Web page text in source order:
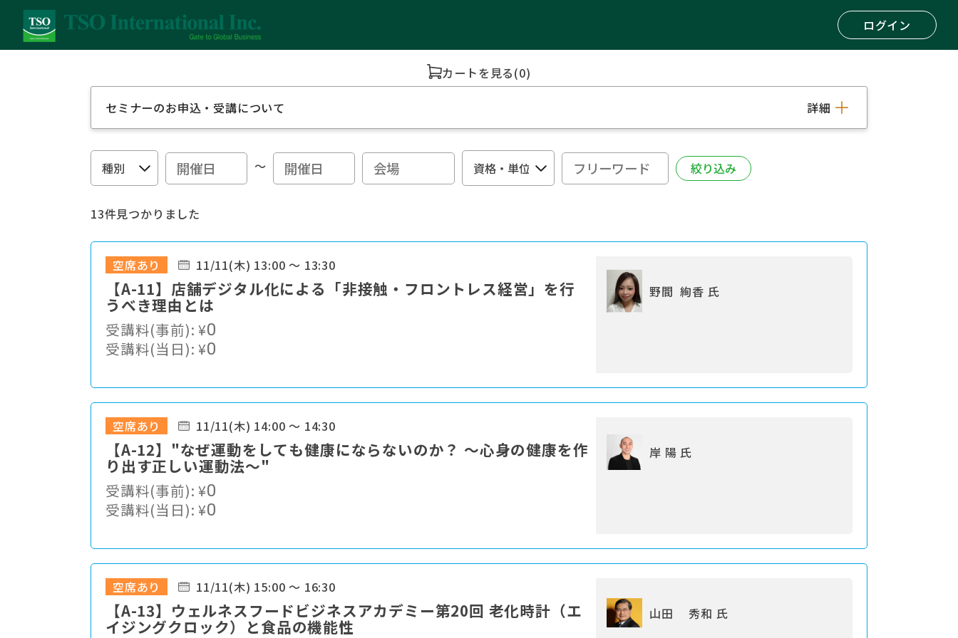
ログイン
カートを見る(0)
セミナーのお申込・受講について 詳細
～
13件見つかりました
空席あり 11/11(木) 13:00 ～ 13:30
【A-11】店舗デジタル化による「非接触・フロントレス経営」を行
うべき理由とは
受講料(事前):¥0
受講料(当日):¥0
野間 絢香 氏
空席あり 11/11(木) 14:00 ～ 14:30
【A-12】"なぜ運動をしても健康にならないのか？ 〜心身の健康を作
り出す正しい運動法〜"
受講料(事前):¥0
受講料(当日):¥0
岸 陽 氏
空席あり 11/11(木) 15:00 ～ 16:30
【A-13】ウェルネスフードビジネスアカデミー第20回 老化時計（エ
イジングクロック）と食品の機能性
山田 秀和 氏